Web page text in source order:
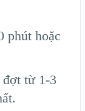
phút hoặc
từ 1-3